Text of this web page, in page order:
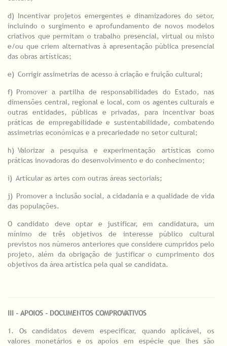
d) Incentivar projetos emergentes e dinamizadores do setor,
incluindo o surgimento e aprofundamento de novos modelos
criativos que permitam o trabalho presencial, virtual ou misto
e/ou que criem alternativas à apresentação pública presencial
das obras artísticas;
e) Corrigir assimetrias de acesso à criação e fruição cultural;
f) Promover a partilha de responsabilidades do Estado, nas
dimensões central, regional e local, com os agentes culturais e
outras entidades, públicas e privadas, para incentivar boas
práticas de empregabilidade e sustentabilidade, combatendo
assimetrias económicas e a precariedade no setor cultural;
h) Valorizar a pesquisa e experimentação artísticas como
práticas inovadoras do desenvolvimento e do conhecimento;
i) Articular as artes com outras áreas sectoriais;
j) Promover a inclusão social, a cidadania e a qualidade de vida
das populações.
O candidato deve optar e justificar, em candidatura, um
mínimo de três objetivos de interesse público cultural
previstos nos números anteriores que considere cumpridos pelo
projeto, além da obrigação de justificar o cumprimento dos
objetivos da área artística pela qual se candidata.
III - APOIOS - DOCUMENTOS COMPROVATIVOS
1. Os candidatos devem especificar, quando aplicável, os
valores monetários e os apoios em espécie que lhes são